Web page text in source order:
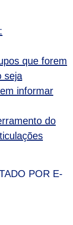
que forem
seja
informar
do
POR E-